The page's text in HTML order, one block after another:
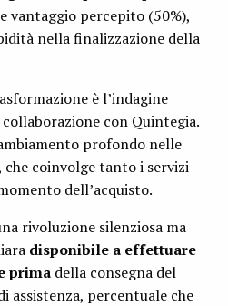
vantaggio percepito (50%),
nella finalizzazione della
è l’indagine
con Quintegia.
profondo nelle
coinvolge tanto i servizi
dell’acquisto.
rivoluzione silenziosa ma
disponibile a effettuare
prima della consegna del
assistenza, percentuale che